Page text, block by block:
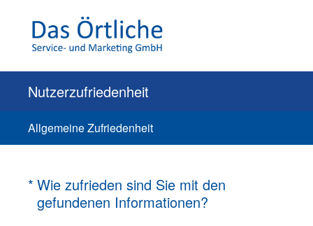
Nutzerzufriedenheit
Allgemeine Zufriedenheit
* Wie zufrieden sind Sie mit den
gefundenen Informationen?
(Erforderlich.)